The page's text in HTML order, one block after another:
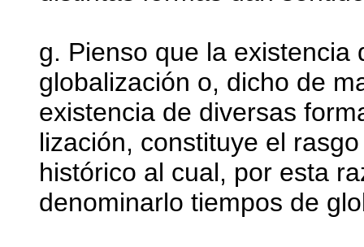
g. Pienso que la existencia
globalización o, dicho de
existencia de diversas
lización, constituye el
histórico al cual, por esta
denominarlo tiempos de